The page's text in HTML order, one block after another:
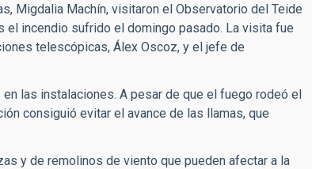
Migdalia Machín, visitaron el Observatorio del Teide
incendio sufrido el domingo pasado. La visita fue
telescópicas, Álex Oscoz, y el jefe de
las instalaciones. A pesar de que el fuego rodeó el
consiguió evitar el avance de las llamas, que
y de remolinos de viento que pueden afectar a la